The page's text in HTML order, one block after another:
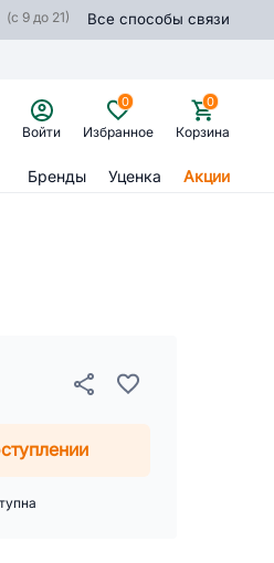
(с 9 до 21) Все способы связи
Войти Избранное
0
Корзина
0
Бренды Уценка Акции